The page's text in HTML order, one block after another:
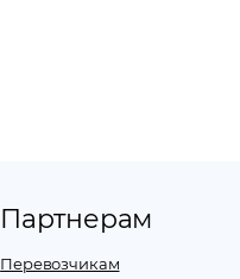
Партнерам
Перевозчикам